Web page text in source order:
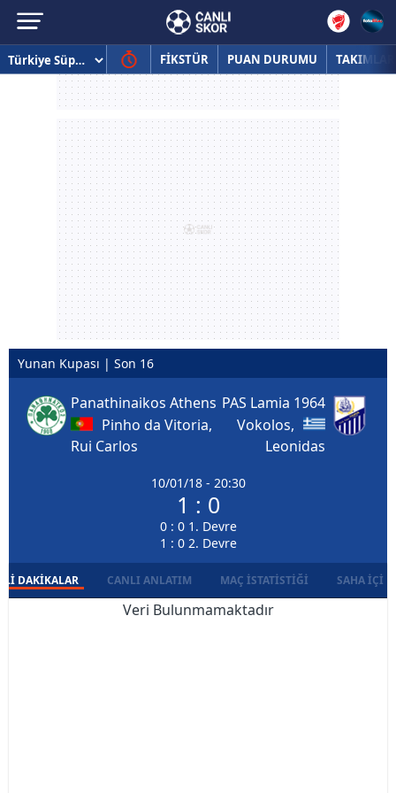
FİKSTÜR PUAN DURUMU TAKIMLAR
Yunan Kupası | Son 16
Panathinaikos Athens
Pinho da Vitoria,
Rui Carlos
10/01/18 - 20:30
1 : 0
0 : 0 1. Devre
1 : 0 2. Devre
PAS Lamia 1964
Vokolos,
Leonidas
DAKIKALAR CANLI ANLATIM MAÇ İSTATISTIĞI SAHA İÇI
Veri Bulunmamaktadır